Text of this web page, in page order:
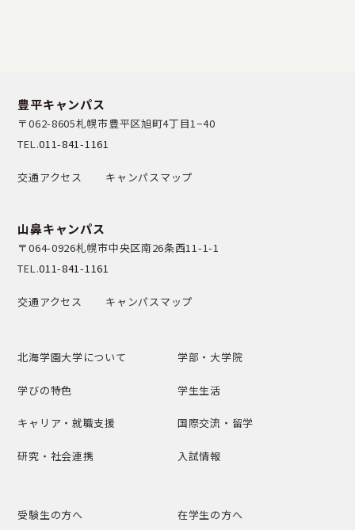
豊平キャンパス
〒062-8605札幌市豊平区旭町4丁目1−40
TEL.011-841-1161
交通アクセス キャンパスマップ
山鼻キャンパス
〒064-0926札幌市中央区南26条西11-1-1
TEL.011-841-1161
交通アクセス キャンパスマップ
北海学園大学について 学部・大学院
学びの特色 学生生活
キャリア・就職支援 国際交流・留学
研究・社会連携 入試情報
受験生の方へ 在学生の方へ